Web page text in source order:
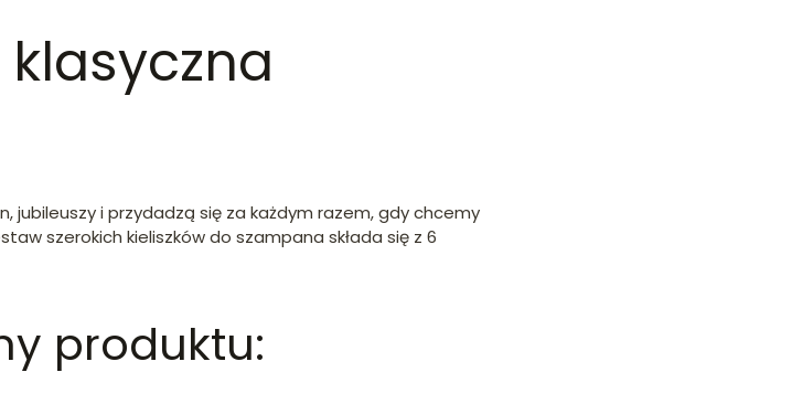
jubileuszy i przydadzą się za każdym razem, gdy chcemy
szerokich kieliszków do szampana składa się z 6
produktu: